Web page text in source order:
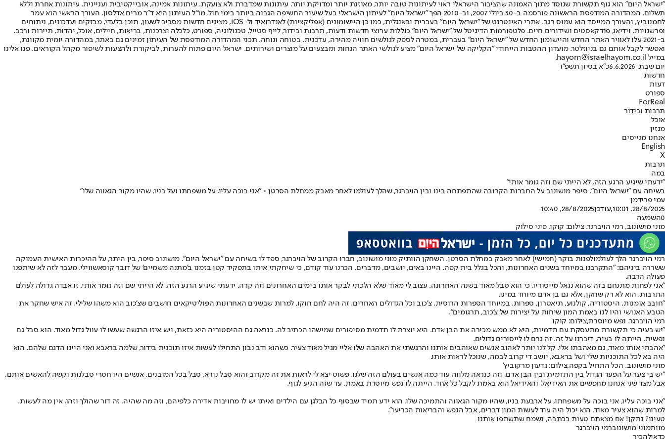
"ישראל היום" הוא גוף תקשורת שנוסד מתוך האמונה שהציבור הישראלי ראוי לעיתונות טובה יותר, מאוזנת יותר ומדויקת יותר. עיתונות שמדברת ולא צועקת. עיתונות אמינה, אובייקטיבית ועניינית. עיתונות אחרת וללא
תשלום. המהדורה המודפסת הראשונה פורסמה ב-30 ביולי 2007, וב-2010 הפך "ישראל היום" לעיתון הישראלי בעל שיעור החשיפה הגבוה ביותר בימי חול. מו"ל העיתון היא ד"ר מרים אדלסון. העורך הראשי הוא עמר
לחמנוביץ, והעורך המייסד הוא עמוס רגב. אתרי האינטרנט של "ישראל היום" בעברית ובאנגלית, כמו כן היישומונים (אפליקציות) לאנדרואיד ול-iOS, מציגים חדשות מסביב לשעון, תוכן בלעדי, מבזקים ועדכונים, ניתוחים
ופרשנויות, וידיאו, פודקאסטים ושידורים חיים. פלטפורמות הדיגיטל של "ישראל היום" כוללות ערוצי חדשות ודעות, תרבות ובידור, לייף סטייל, טכנולוגיה, ספורט, כלכלה וצרכנות, בריאות, חיילים, אוכל, יהדות, תיירות ורכב.
ב-2021 עלו לאוויר האתר החדש והיישומון החדש של "ישראל היום" בעברית, במטרה לספק לגולשים חוויה מהירה, עדכנית, בטוחה ונוחה. תכני המהדורה המודפסת של העיתון זמינים גם באתר, במהדורה יומית מקוונת,
ואפשר לקבל אותם גם בניוזלטר. מועדון ההטבות הייחודי "הקליקה של ישראל היום" מציע לגולשי האתר הנחות ומבצעים על מוצרים ושירותים. ישראל היום פתוח להערות, לביקורת ולהצעות לשיפור מקהל הקוראים. פנו אלינו
במייל hayom@israelhayom.co.il.
יום שבת, 6.6.2026
כ"א בסיון תשפ"ו
חדשות
דעות
ספורט
ForReal
תרבות ובידור
אוכל
מגזין
אנחנו מגייסים
English
X
תרבות
במה
"ידעתי שיגיע הרגע הזה, לא הייתי שם וזה גומר אותי"
בשיחה עם "ישראל היום", סיפר מושונוב על החברות הקרובה שהתפתחה בינו ובין הויברגר, שהלך לעולמו לאחר מאבק ממחלת הסרטן • "אני בוכה עליו, על משפחתו ועל בניו, שהיו מקור הגאווה שלו"
עמי פרידמן
28/8/2025, 10:01
,עודכן28/8/2025, 10:40
0השמעה
מוני מושונוב, רמי הויברגר. צילום: קוקו, פיני סילוק
רמי הויברגר הלך לעולמולפנות בוקר (חמישי) לאחר מאבק במחלת הסרטן. השחקן הוותיק מוני מושונוב, חברו הקרוב של הויברגר, ספד לו בשיחה עם "ישראל היום". מושונוב סיפר, בין היתר, על ההיכרות האישית העמוקה
ששררה ביניהם: "התקרבנו במיוחד בשנים האחרונות, והכל בגלל בית קפה. היינו באים, יושבים, מדברים. הכרנו עוד קודם, כי שיחקתי איתו בתפקיד קטן בזמנו ב'מתנה משמיים' של דובר קוסאשווילי. מעבר לזה לא שיתפנו
פעולה הרבה.
"אני לפחות מתנחם בזה שהוא נגאל מייסוריו, כי הוא סבל מאוד בשנה האחרונה. עצוב לי מאוד שלא הלכתי לבקר אותו בימים האחרונים וזה קרה. ידעתי שיגיע הרגע הזה, לא הייתי שם וזה גומר אותי. זו אבדה גדולה לעולם
התרבות. הוא לא רק שחקן, אלא גם בן אדם מיוחד במינו.
"חובב אומנות, היסטוריה, קולנוע, תיאטרון, ספרות. במיוחד הספרות הרוסית, צ'כוב וכל הגדולים האחרים. זה היה לחם חוקו, למרות שבשנים האחרונות הפוליטיקאים חושבים שצ'כוב הוא משהו שלילי. זה איש שחקר את
הטבע האנושי והיו לנו באמת המון שיחות על יצירות של צ'כוב, תרגומים".
רמי הויברגר. נפש מיוסרת,צילום: קוקו
"יש בעיה כי תקשורת מתעסקת עם תדמיות, היא לא ממש מכירה את הבן אדם. היא יוצרת לו תדמית מסיפורים שמישהו הכתיב לה. כנראה גם ההיסטוריה היא כזאת, ויש איזו הרגשה שעשו לו עוול גדול מאוד. הוא סבל גם
נפשית, הייתה לו בעיה. דיברנו על זה. זה גרם לו לייסורים גדולים.
"אהבתי אותו מאוד, גם מאהבתו אלי. קל לנו יותר לאהוב אנשים שאוהבים אותנו והרגשתי את האהבה שלו אליי מגיל מאוד צעיר. כשהוא ודב נבון התחילו לעשות איזו תוכנית בידור, שלמה בראבא ואני היינו הדגם שלהם. הוא
היה בא לכל התוכניות שלי ושל בראבא, יושב די קרוב לבמה, שנוכל לראות אותו.
מוני מושונוב. הכל התחיל בקפה,צילום: גדעון מרקוביץ'
"יש בי צער על הפער הגדול בין התדמית ובין הבן אדם, וזה כנראה מלווה עוד כמה אנשים בעולם הזה שלנו. פשוט יצא לי לראות את זה מקרוב והוא סבל נורא, סבל בכל המובנים. אנשים היו חסרי סבלנות וקשה להאשים אותם,
אבל מצד שני אנחנו מחפשים את האידיאל, והאידיאל הוא באמת לקבל כל אחד. הייתה לו נפש מיוסרת באמת, עד שזה הגיע לגוף.
"אני בוכה עליו, אני בוכה על משפחתו, על ארבעת בניו, שהיו מקור הגאווה והתמיכה שלו. הוא ידע תמיד שבסוף כל הבלגן עם הילדים ואיתו יש לו מחויבות אדירה כלפיהם, וזה מה שהיה. זה דור שהולך וזהו, אין מה לעשות.
למרות שהוא צעיר מאוד. הוא יכול היה עוד לעשות המון דברים, אבל הנפש והבריאות הכריעו".
טעינו? נתקן! אם מצאתם טעות בכתבה, נשמח שתשתפו אותנו
מוותמוני מושונוברמי הויברגר
כדאילהכיר